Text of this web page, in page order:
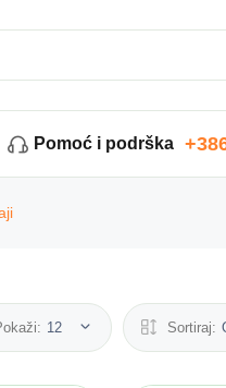
Pomoć i podrška
12 Sortiraj: